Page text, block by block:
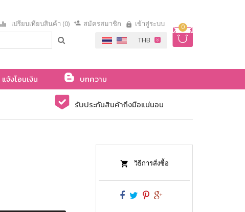
0
เปรียบเทียบสินค้า (0) สมัครสมาชิก เข้าสู่ระบบ
แจ้งโอนเงิน
บทความ
รับประกันสินค้าถึงมือแน่นอน
วิธีการสั่งซื้อ